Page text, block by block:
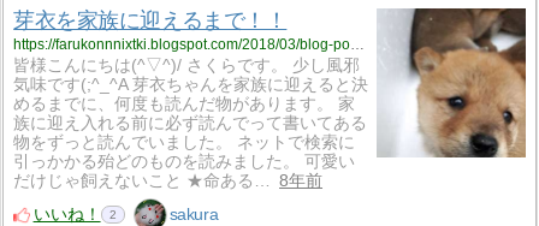
芽衣を家族に迎えるまで！！
皆様こんにちは(^▽^)/ さくらです。 少し風邪
気味です(;^_^A 芽衣ちゃんを家族に迎えると決
めるまでに、何度も読んだ物があります。 家
族に迎え入れる前に必ず読んでって書いてある
物をずっと読んでいました。 ネットで検索に
引っかかる殆どのものを読みました。 可愛い
だけじゃ飼えないこと ★命ある…
8年前
いいね！
2 sakura